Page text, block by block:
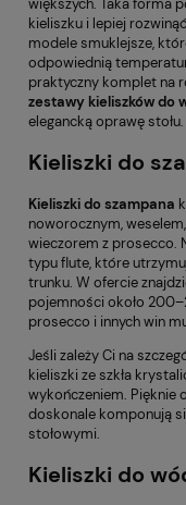
większych. Taka forma
kieliszku i lepiej
modele smuklejsze,
odpowiednią
praktyczny komplet na
zestawy kieliszków do
elegancką oprawę stołu.
Kieliszki do
Kieliszki do szampana
noworocznym,
wieczorem z prosecco.
typu flute, które
trunku. W ofercie
pojemności około
prosecco i innych win
Jeśli zależy Ci na
kieliszki ze szkła
wykończeniem. Pięknie
doskonale komponują
stołowymi.
Kieliszki do